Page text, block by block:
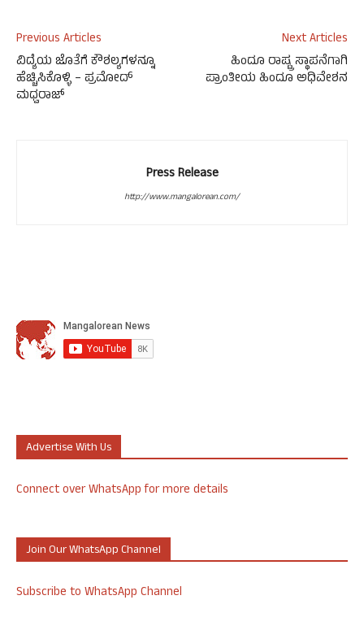
Previous Articles
ವಿದ್ಯೆಯ ಜೊತೆಗೆ ಕೌಶಲ್ಯಗಳನ್ನೂ
ಹೆಚ್ಚಿಸಿಕೊಳ್ಳಿ – ಪ್ರಮೋದ್
ಮಧ್ವರಾಜ್
Next Articles
ಹಿಂದೂ ರಾಷ್ಟ್ರ ಸ್ಥಾಪನೆಗಾಗಿ
ಪ್ರಾಂತೀಯ ಹಿಂದೂ ಅಧಿವೇಶನ
Press Release
http://www.mangalorean.com/
Advertise With Us
Connect over WhatsApp for more details
Join Our WhatsApp Channel
Subscribe to WhatsApp Channel